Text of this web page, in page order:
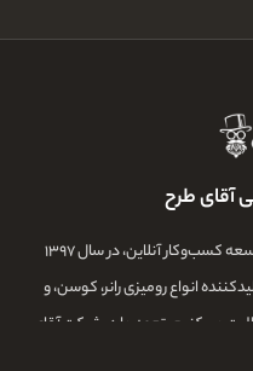
آقای طرح
شرکت دنیای آقای طرح، تولیدی بازاریابی و توسعه کسب‌وکار آنلاین، در سال ۱۳۹۷
انواع رومیزی رانر، کوسن، و
می‌کنیم. تعهد ما در شرکت آقای
ماهر و با تجربه و بهترین خیاط ها